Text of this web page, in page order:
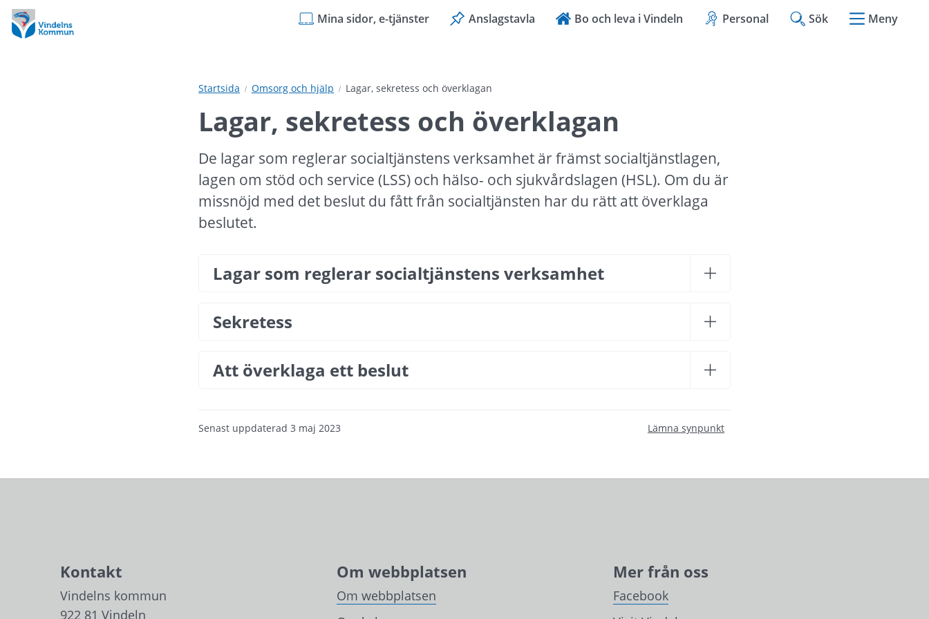
Hoppa
till
innehåll
Hoppa
till
undermeny
Mina sidor, e-tjänster Anslagstavla Bo och leva i Vindeln Personal Sök Meny
Startsida Omsorg och hjälp Lagar, sekretess och överklagan
Lagar, sekretess och överklagan
De lagar som reglerar socialtjänstens verksamhet är främst socialtjänstlagen,
lagen om stöd och service (LSS) och hälso- och sjukvårdslagen (HSL). Om du är
missnöjd med det beslut du fått från socialtjänsten har du rätt att överklaga
beslutet.
Lagar som reglerar socialtjänstens verksamhet
Sekretess
Att överklaga ett beslut
Senast uppdaterad 3 maj 2023 Lämna synpunkt
Kontakt
Vindelns kommun
922 81 Vindeln
Om webbplatsen
Om webbplatsen
Mer från oss
Facebook